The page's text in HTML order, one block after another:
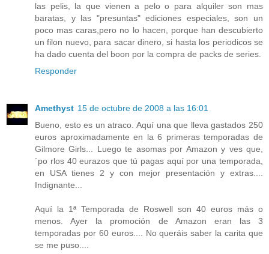
las pelis, la que vienen a pelo o para alquiler son mas
baratas, y las "presuntas" ediciones especiales, son un
poco mas caras,pero no lo hacen, porque han descubierto
un filon nuevo, para sacar dinero, si hasta los periodicos se
ha dado cuenta del boon por la compra de packs de series.
Responder
Amethyst 15 de octubre de 2008 a las 16:01
Bueno, esto es un atraco. Aquí una que lleva gastados 250
euros aproximadamente en la 6 primeras temporadas de
Gilmore Girls... Luego te asomas por Amazon y ves que,
´po rlos 40 eurazos que tú pagas aquí por una temporada,
en USA tienes 2 y con mejor presentación y extras....
Indignante...
Aquí la 1ª Temporada de Roswell son 40 euros más o
menos. Ayer la promoción de Amazon eran las 3
temporadas por 60 euros.... No queráis saber la carita que
se me puso....